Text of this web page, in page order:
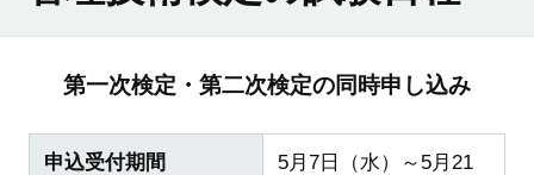
第一次検定・第二次検定の同時申し込み
申込受付期間
5月7日（水）～5月21